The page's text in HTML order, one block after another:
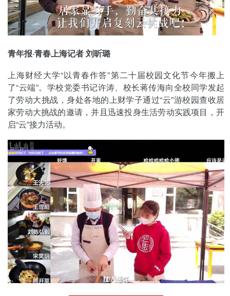
青年报·青春上海记者 刘昕璐
上海财经大学“以青春作答”第二十届校园文化节今年搬上
了“云端”。学校党委书记许涛、校长蒋传海向全校同学发起
了劳动大挑战，身处各地的上财学子通过“云”游校园查收居
家劳动大挑战的邀请，并且迅速投身生活劳动实践项目，开
启“云”接力活动。